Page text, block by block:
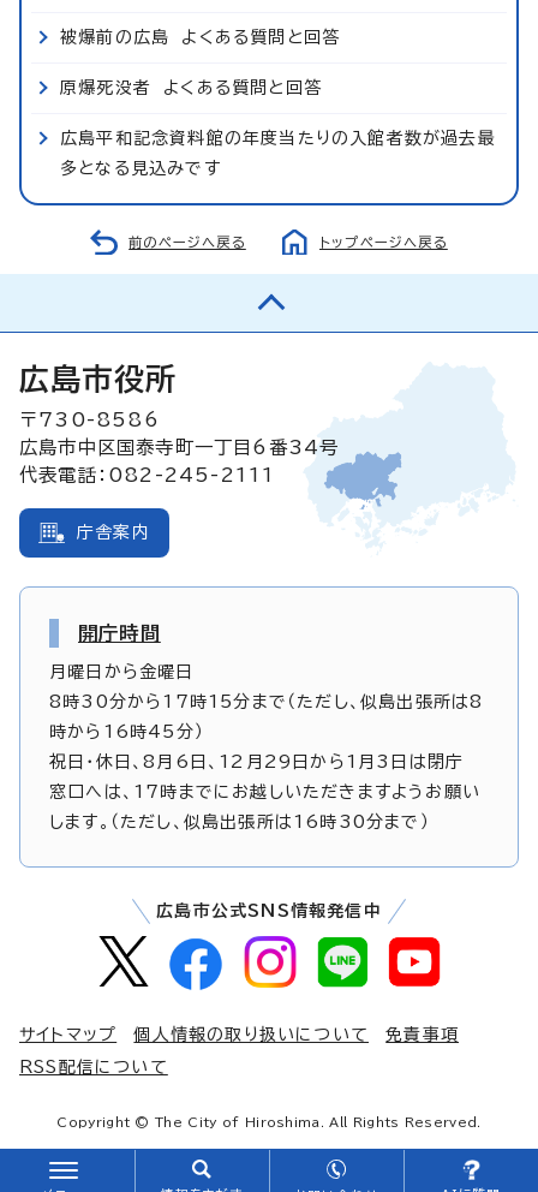
被爆前の広島 よくある質問と回答
原爆死没者 よくある質問と回答
広島平和記念資料館の年度当たりの入館者数が過去最
多となる見込みです
前のページへ戻る トップページへ戻る
広島市役所
〒730-8586
広島市中区国泰寺町一丁目6番34号
代表電話：082-245-2111
庁舎案内
開庁時間
月曜日から金曜日
8時30分から17時15分まで（ただし、似島出張所は8
時から16時45分）
祝日・休日、8月6日、12月29日から1月3日は閉庁
窓口へは、17時までにお越しいただきますようお願い
します。（ただし、似島出張所は16時30分まで）
広島市公式SNS情報発信中
サイトマップ 個人情報の取り扱いについて
免責事項
RSS配信について
Copyright © The City of Hiroshima. All Rights Reserved.